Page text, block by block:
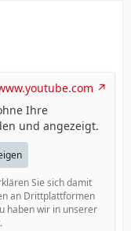
Ihre
und angezeigt.
Sie sich damit
an Drittplattformen
haben wir in unserer